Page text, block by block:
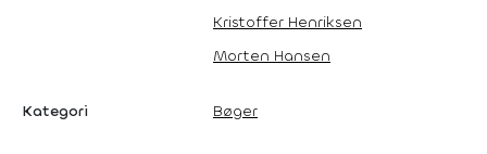
Kristoffer Henriksen
Morten Hansen
Kategori Bøger